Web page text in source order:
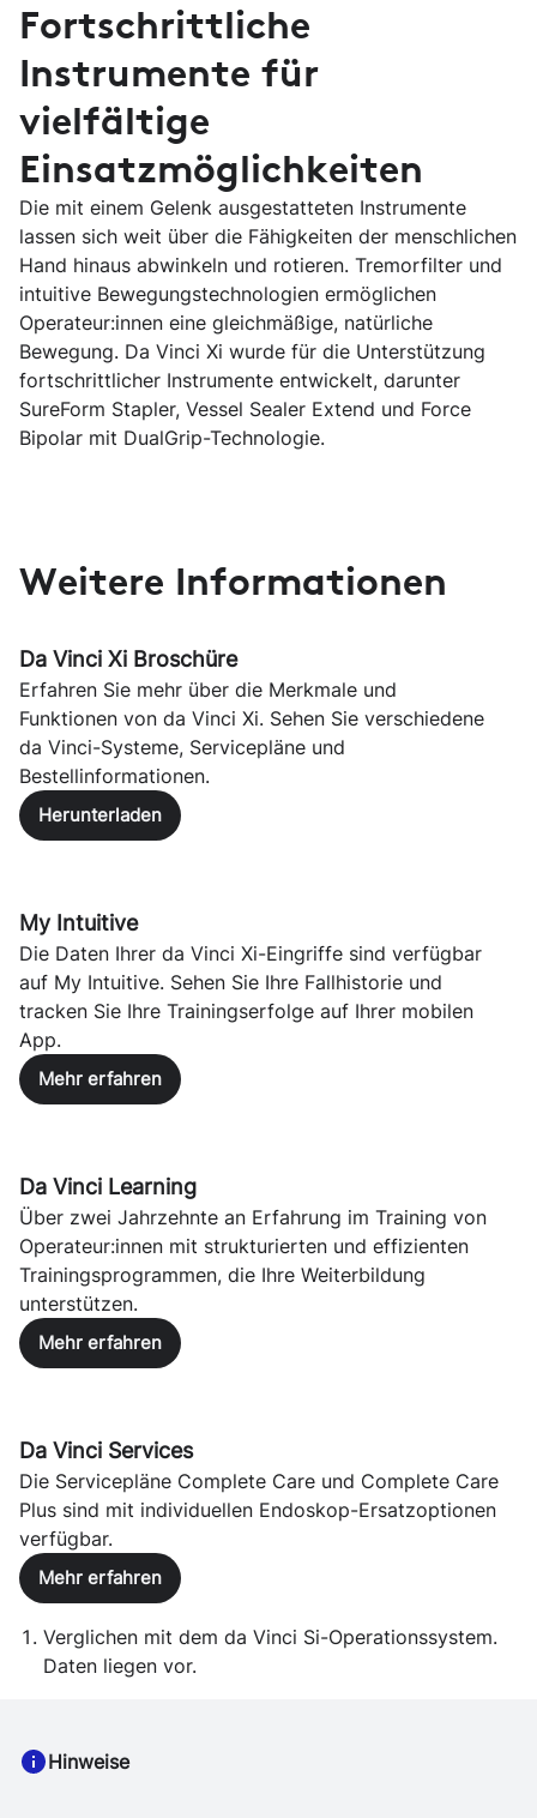
Fortschrittliche
Instrumente für
vielfältige
Einsatzmöglichkeiten
Die mit einem Gelenk ausgestatteten Instrumente
lassen sich weit über die Fähigkeiten der menschlichen
Hand hinaus abwinkeln und rotieren. Tremorfilter und
intuitive Bewegungstechnologien ermöglichen
Operateur:innen eine gleichmäßige, natürliche
Bewegung. Da Vinci Xi wurde für die Unterstützung
fortschrittlicher Instrumente entwickelt, darunter
SureForm Stapler, Vessel Sealer Extend und Force
Bipolar mit DualGrip-Technologie.
Weitere Informationen
Da Vinci Xi Broschüre
Erfahren Sie mehr über die Merkmale und
Funktionen von da Vinci Xi. Sehen Sie verschiedene
da Vinci-Systeme, Servicepläne und
Bestellinformationen.
Herunterladen
My Intuitive
Die Daten Ihrer da Vinci Xi-Eingriffe sind verfügbar
auf My Intuitive. Sehen Sie Ihre Fallhistorie und
tracken Sie Ihre Trainingserfolge auf Ihrer mobilen
App.
Mehr erfahren
Da Vinci Learning
Über zwei Jahrzehnte an Erfahrung im Training von
Operateur:innen mit strukturierten und effizienten
Trainingsprogrammen, die Ihre Weiterbildung
unterstützen.
Mehr erfahren
Da Vinci Services
Die Servicepläne Complete Care und Complete Care
Plus sind mit individuellen Endoskop-Ersatzoptionen
verfügbar.
Mehr erfahren
Verglichen mit dem da Vinci Si-Operationssystem.
Daten liegen vor.
Hinweise